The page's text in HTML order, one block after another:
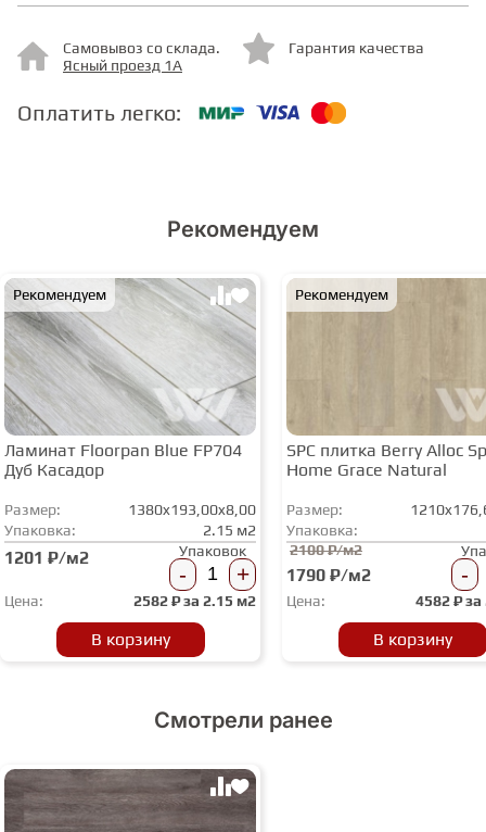
МИНЕРАЛЬНО-КАМЕННЫЙ
ЛАМИНАТ MSPC
Самовывоз со склада.
Ясный проезд 1А
Гарантия качества
Оплатить легко:
Рекомендуем
Рекомендуем
Ламинат Floorpan Blue FP704
Дуб Касадор
Размер:
1380x193,00x8,00
Упаковка:
2.15 м2
1201 ₽/м2 Упаковок
- +
Цена: 2582₽ за 2.15 м2
В корзину
Рекомендуем
SPC плитка Berry Alloc
Home Grace Natural
Размер:
Упаковка:
2100 ₽/м2
1790 ₽/м2 -
Цена: 4582₽ за
В корзину
Смотрели ранее